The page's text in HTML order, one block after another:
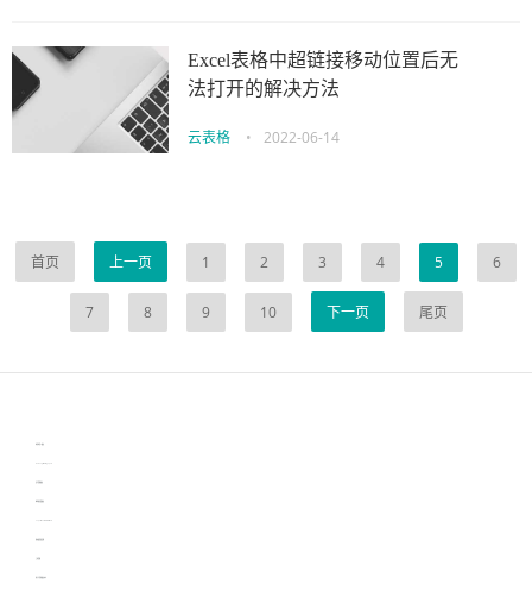
Excel表格中超链接移动位置后无
法打开的解决方法
云表格 • 2022-06-14
首页 上一页 1 2 3 4 5 6
7 8 9 10 下一页 尾页